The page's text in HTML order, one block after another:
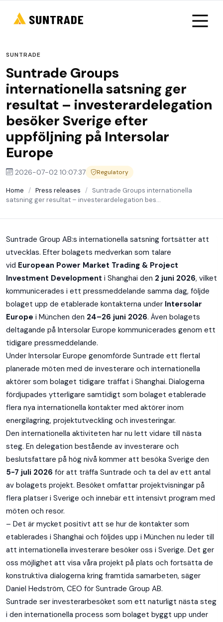
SUNTRADE
Suntrade Groups
internationella satsning ger
resultat – investerardelegation
besöker Sverige efter
uppföljning på Intersolar
Europe
2026-07-02 10:07:37 Regulatory
Home / Press releases / Suntrade Groups internationella
satsning ger resultat – investerardelegation bes...
Suntrade Group AB:s internationella satsning fortsätter att
utvecklas. Efter bolagets medverkan som talare
vid European Power Market Trading & Project
Investment Development i Shanghai den 2 juni 2026, vilket
kommunicerades i ett pressmeddelande samma dag, följde
bolaget upp de etablerade kontakterna under Intersolar
Europe i München den 24–26 juni 2026. Även bolagets
deltagande på Intersolar Europe kommunicerades genom ett
tidigare pressmeddelande.
Under Intersolar Europe genomförde Suntrade ett flertal
planerade möten med de investerare och internationella
aktörer som bolaget tidigare träffat i Shanghai. Dialogerna
fördjupades ytterligare samtidigt som bolaget etablerade
flera nya internationella kontakter med aktörer inom
energilagring, projektutveckling och investeringar.
Den internationella aktiviteten har nu lett vidare till nästa
steg. En delegation bestående av investerare och
beslutsfattare på hög nivå kommer att besöka Sverige den
5-7 juli 2026 för att träffa Suntrade och ta del av ett antal
av bolagets projekt. Besöket omfattar projektvisningar på
flera platser i Sverige och innebär ett intensivt program med
möten och resor.
– Det är mycket positivt att se hur de kontakter som
etablerades i Shanghai och följdes upp i München nu leder till
att internationella investerare besöker oss i Sverige. Det ger
oss möjlighet att visa våra projekt på plats och fortsätta de
konstruktiva dialogerna kring framtida samarbeten, säger
Daniel Hedström, CEO för Suntrade Group AB.
Suntrade ser investerarbesöket som ett naturligt nästa steg
i den internationella process som bolaget byggt upp under